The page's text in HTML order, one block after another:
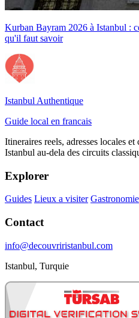
Kurban Bayram 2026 à Istanbul :
qu'il faut savoir
Istanbul Authentique
Guide local en francais
Itineraires reels, adresses locales
Istanbul au-dela des circuits
Explorer
Guides Lieux a visiter Gastronomie
Contact
info@decouvriristanbul.com
Istanbul, Turquie